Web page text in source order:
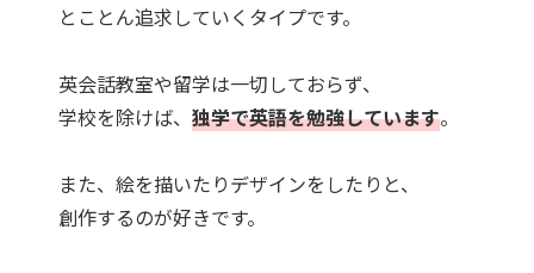
とことん追求していくタイプです。
英会話教室や留学は一切しておらず、
学校を除けば、独学で英語を勉強しています。
また、絵を描いたりデザインをしたりと、
創作するのが好きです。